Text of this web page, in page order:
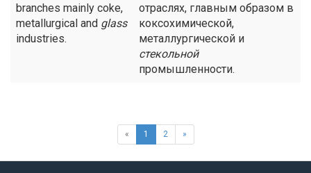
branches mainly coke,
metallurgical and glass
industries.
отраслях, главным образом в
коксохимической,
металлургической и
стекольной
промышленности.
« 1 2 »